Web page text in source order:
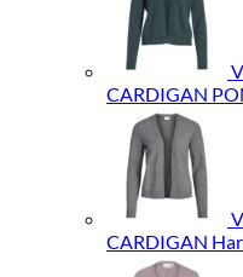
CARDIGAN
CARDIGAN